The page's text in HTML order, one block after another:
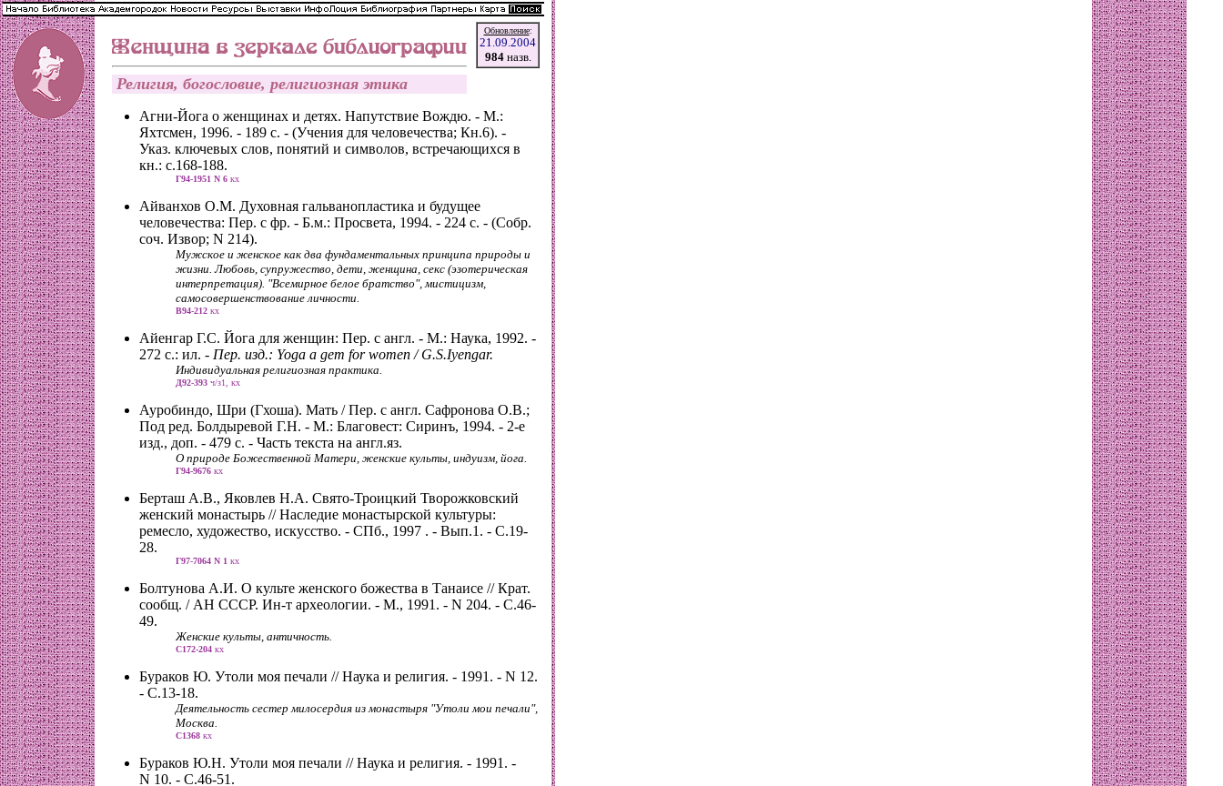
Обновление:
21.09.2004
984назв.
Религия, богословие, религиозная этика
Агни-Йога о женщинах и детях. Напутствие Вождю. - М.:
Яхтсмен, 1996. - 189 с. - (Учения для человечества; Кн.6). -
Указ. ключевых слов, понятий и символов, встречающихся в
кн.: с.168-188.
Г94-1951 N 6 кх
Айванхов О.М. Духовная гальванопластика и будущее
человечества: Пер. с фр. - Б.м.: Просвета, 1994. - 224 с. - (Собр.
соч. Извор; N 214).
Мужское и женское как два фундаментальных принципа природы и
жизни. Любовь, супружество, дети, женщина, секс (эзотерическая
интерпретация). "Всемирное белое братство", мистицизм,
самосовершенствование личности.
В94-212 кх
Айенгар Г.С. Йога для женщин: Пер. с англ. - М.: Наука, 1992. -
272 с.: ил. - Пер. изд.: Yoga a gem for women / G.S.Iyengar.
Индивидуальная религиозная практика.
Д92-393 ч/з1, кх
Ауробиндо, Шри (Гхоша). Мать / Пер. с англ. Сафронова О.В.;
Под ред. Болдыревой Г.Н. - М.: Благовест: Сиринъ, 1994. - 2-е
изд., доп. - 479 с. - Часть текста на англ.яз.
О природе Божественной Матери, женские культы, индуизм, йога.
Г94-9676 кх
Берташ А.В., Яковлев Н.А. Свято-Троицкий Творожковский
женский монастырь // Наследие монастырской культуры:
ремесло, художество, искусство. - СПб., 1997 . - Вып.1. - С.19-
28.
Г97-7064 N 1 кх
Болтунова А.И. О культе женского божества в Танаисе // Крат.
сообщ. / АН СССР. Ин-т археологии. - М., 1991. - N 204. - С.46-
49.
Женские культы, античность.
С172-204 кх
Бураков Ю. Утоли моя печали // Наука и религия. - 1991. - N 12.
- С.13-18.
Деятельность сестер милосердия из монастыря "Утоли мои печали",
Москва.
С1368 кх
Бураков Ю.Н. Утоли моя печали // Наука и религия. - 1991. -
N 10. - С.46-51.